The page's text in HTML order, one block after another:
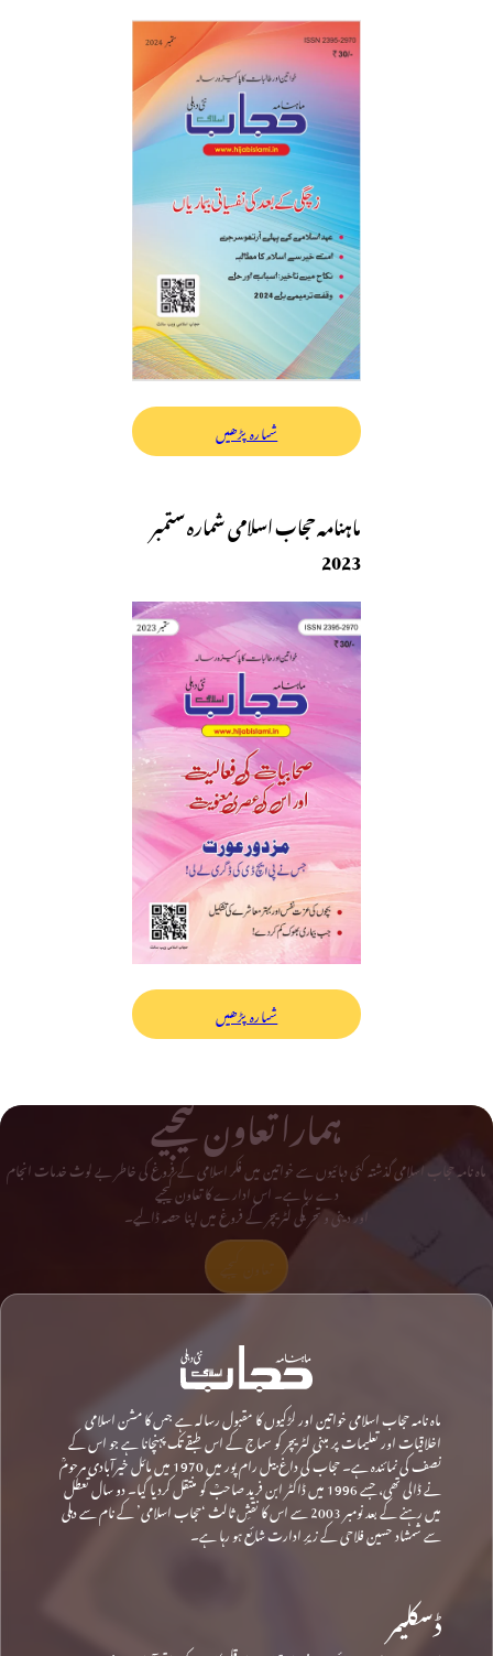
شمارہ پڑھیں
ماہنامہ حجاب اسلامی شمارہ ستمبر
2023
شمارہ پڑھیں
ہمارا تعاون کیجیے
ماہ نامہ حجاب اسلامی گذشتہ کئی دہائیوں سے خواتین میں فکر اسلامی کے فروغ کی خاطر بے لوث خدمات انجام
دے رہا ہے۔ اس ادارے کا تعاون کیجیے
اور دینی و تحریکی لٹریچر کے فروغ میں اپنا حصہ ڈالیے۔
ماہ نامہ حجاب اسلامی خواتین اور لڑکیوں کا مقبول رسالہ ہے جس کا مشن اسلامی
اخلاقیات اور تعلیمات پر مبنی لٹریچر کو سماج کے اس طبقے تک پہنچانا ہے جو اس کے
نصف کی نمائندہ ہے۔ حجاب کی داغ بیل رام پور میں 1970 میں مائل خیرآبادی مرحومؒ
نے ڈالی تھی، جسے 1996 میں ڈاکٹر ابن فرید صاحبؒ کو منتقل کردیا گیا۔ دو سال تعطل
میں رہنے کے بعد نومبر 2003 سے اس کا نقشِ ثالث ‘حجاب اسلامی’ کے نام سے دہلی
سے شمشاد حسین فلاحی کے زیرِ ادارت شائع ہو رہا ہے۔
ڈسکلیمر